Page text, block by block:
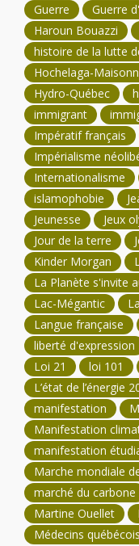
Guerre
Guerre
Haroun Bouazzi
histoire de la lutte
Hochelaga-
Hydro-Québec
immigrant
Impératif français
Impérialisme
Internationalisme
islamophobie
Jeunesse
Jeux
Jour de la terre
Kinder Morgan
La Planète s'invite
Lac-Mégantic
Langue française
liberté d'expression
Loi 21
loi 101
L’état de l’énergie
manifestation
Manifestation
manifestation
Marche mondiale
marché du carbone
Martine Ouellet
Médecins